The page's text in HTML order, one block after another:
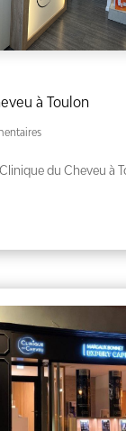
à Toulon
du Cheveu à